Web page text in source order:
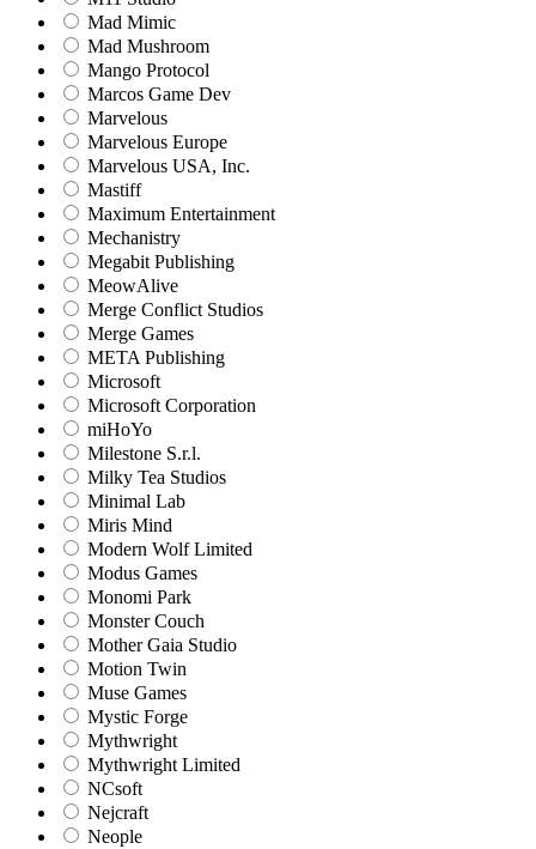
Mad Mimic
Mad Mushroom
Mango Protocol
Marcos Game Dev
Marvelous
Marvelous Europe
Marvelous USA, Inc.
Mastiff
Maximum Entertainment
Mechanistry
Megabit Publishing
MeowAlive
Merge Conflict Studios
Merge Games
META Publishing
Microsoft
Microsoft Corporation‬
miHoYo
Milestone S.r.l.
Milky Tea Studios
Minimal Lab
Miris Mind
Modern Wolf Limited
Modus Games
Monomi Park
Monster Couch
Mother Gaia Studio
Motion Twin
Muse Games
Mystic Forge
Mythwright
Mythwright Limited
NCsoft
Nejcraft
Neople